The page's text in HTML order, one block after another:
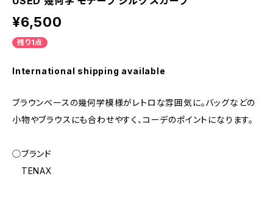
¥6,500
残り1点
International shipping available
ブラウンベースの幾何学模様がレトロな雰囲気に。バッグなどの
小物やブラウスにも合わせやすく、コーデのポイントになります。
◯ブランド
TENAX